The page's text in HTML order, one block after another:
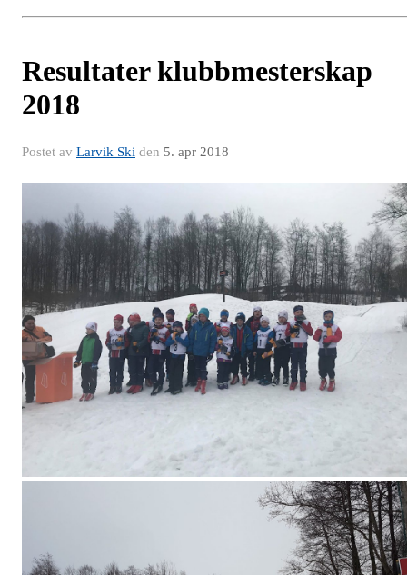
Resultater klubbmesterskap
2018
Postet av Larvik Ski den 5. apr 2018